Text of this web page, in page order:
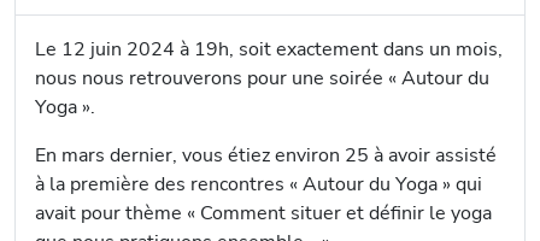
Le 12 juin 2024 à 19h, soit exactement dans un mois,
nous nous retrouverons pour une soirée « Autour du
Yoga ».
En mars dernier, vous étiez environ 25 à avoir assisté
à la première des rencontres « Autour du Yoga » qui
avait pour thème « Comment situer et définir le yoga